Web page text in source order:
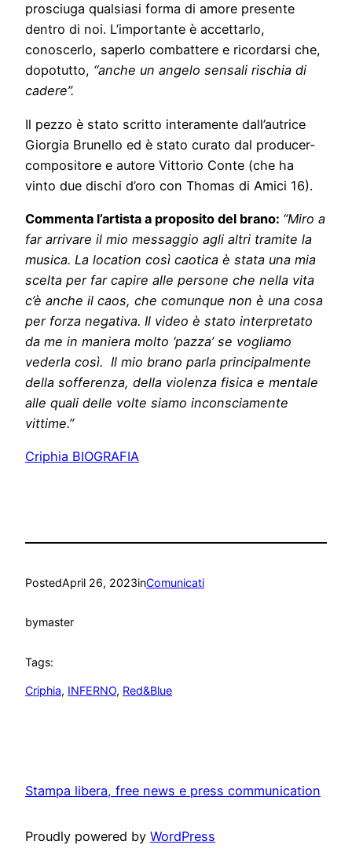
prosciuga qualsiasi forma di amore presente
dentro di noi. L’importante è accettarlo,
conoscerlo, saperlo combattere e ricordarsi che,
dopotutto, “anche un angelo sensali rischia di
cadere”.
Il pezzo è stato scritto interamente dall’autrice
Giorgia Brunello ed è stato curato dal producer-
compositore e autore Vittorio Conte (che ha
vinto due dischi d’oro con Thomas di Amici 16).
Commenta l’artista a proposito del brano: “Miro a
far arrivare il mio messaggio agli altri tramite la
musica. La location così caotica è stata una mia
scelta per far capire alle persone che nella vita
c’è anche il caos, che comunque non è una cosa
per forza negativa. Il video è stato interpretato
da me in maniera molto ‘pazza’ se vogliamo
vederla così. Il mio brano parla principalmente
della sofferenza, della violenza fisica e mentale
alle quali delle volte siamo inconsciamente
vittime.”
Criphia BIOGRAFIA
PostedApril 26, 2023inComunicati
bymaster
Tags:
Criphia, INFERNO, Red&Blue
Stampa libera, free news e press communication
Proudly powered by WordPress